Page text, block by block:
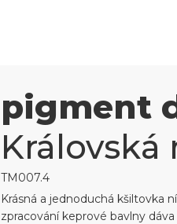
pigment
Královská
TM007.4
Krásná a jednoduchá kšiltovka
zpracování keprové bavlny